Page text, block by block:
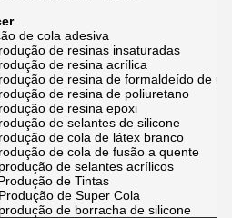
de cola adesiva
de resinas insaturadas
de resina acrílica
de resina de formaldeído de
de resina de poliuretano
de resina epoxi
de selantes de silicone
de cola de látex branco
de cola de fusão a quente
de selantes acrílicos
de Tintas
de Super Cola
de borracha de silicone